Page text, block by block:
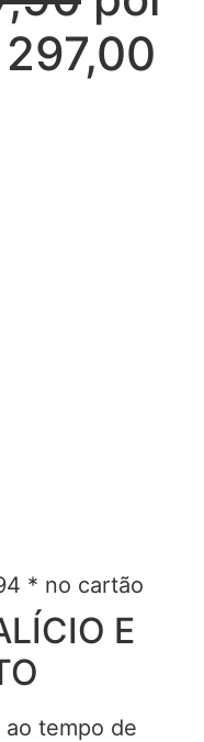
* no cartão
E
tempo de